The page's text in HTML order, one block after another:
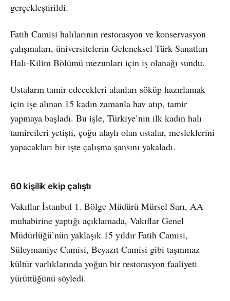
gerçekleştirildi.
Fatih Camisi halılarının restorasyon ve konservasyon
çalışmaları, üniversitelerin Geleneksel Türk Sanatları
Halı-Kilim Bölümü mezunları için iş olanağı sundu.
Ustaların tamir edecekleri alanları söküp hazırlamak
için işe alınan 15 kadın zamanla hav atıp, tamir
yapmaya başladı. Bu işle, Türkiye’nin ilk kadın halı
tamircileri yetişti, çoğu alaylı olan ustalar, mesleklerini
yapacakları bir işte çalışma şansını yakaladı.
60 kişilik ekip çalıştı
Vakıflar İstanbul 1. Bölge Müdürü Mürsel Sarı, AA
muhabirine yaptığı açıklamada, Vakıflar Genel
Müdürlüğü’nün yaklaşık 15 yıldır Fatih Camisi,
Süleymaniye Camisi, Beyazıt Camisi gibi taşınmaz
kültür varlıklarında yoğun bir restorasyon faaliyeti
yürüttüğünü söyledi.